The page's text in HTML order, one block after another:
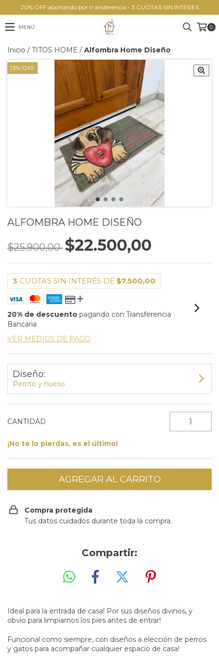
20% OFF abonando por transferencia - 3 CUOTAS SIN INTERES
MENÚ 0
Inicio / TITOS HOME / Alfombra Home Diseño
13% OFF
ALFOMBRA HOME DISEÑO
$25.900,00 $22.500,00
3 CUOTAS SIN INTERÉS DE $7.500,00
20% de descuento pagando con Transferencia
Bancaria
VER MEDIOS DE PAGO
Diseño:
Perrito y hueso
CANTIDAD
¡No te lo pierdas, es el último!
Compra protegida
Tus datos cuidados durante toda la compra.
Compartir:
Ideal para la entrada de casa! Por sus diseños divinos, y
obvio para limpiarnos los pies antes de entrar!
Funcional como siempre, con diseños a elección de perros
y gatos para acompañar cualquier espacio de casa!